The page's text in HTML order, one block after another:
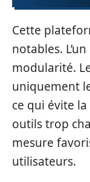
Cette
notables.
modularité.
uniquement
ce qui évite
outils trop
mesure
utilisateurs.